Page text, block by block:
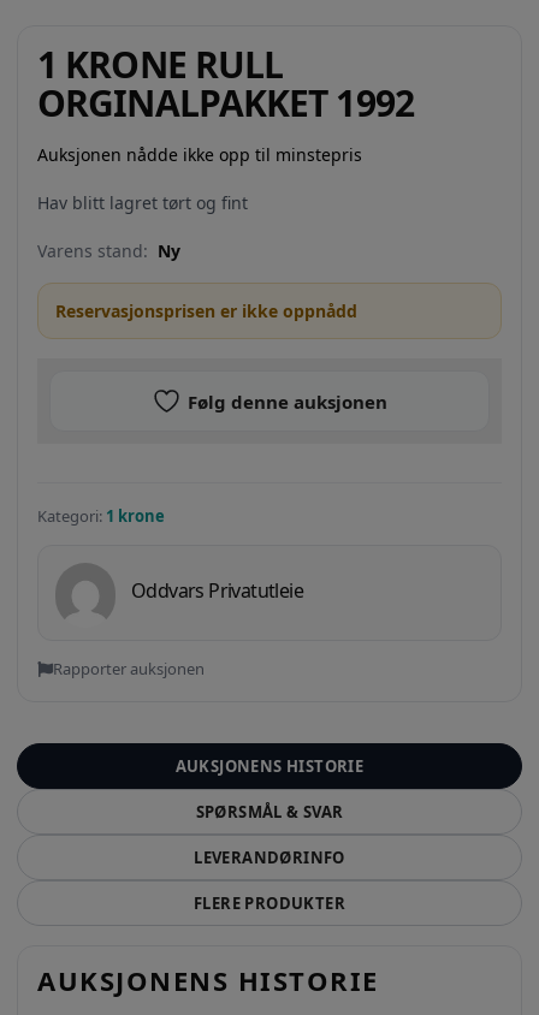
1 KRONE RULL
ORGINALPAKKET 1992
Auksjonen nådde ikke opp til minstepris
Hav blitt lagret tørt og fint
Varens stand: Ny
Reservasjonsprisen er ikke oppnådd
Følg denne auksjonen
Kategori: 1 krone
Oddvars Privatutleie
Rapporter auksjonen
AUKSJONENS HISTORIE
SPØRSMÅL & SVAR
LEVERANDØRINFO
FLERE PRODUKTER
AUKSJONENS HISTORIE